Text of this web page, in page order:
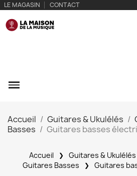
LE MAGASIN CONTACT
Accueil Guitares & Ukulélés
Basses
Guitares basses
Accueil Guitares & Ukulélés
Guitares Basses
Guitares